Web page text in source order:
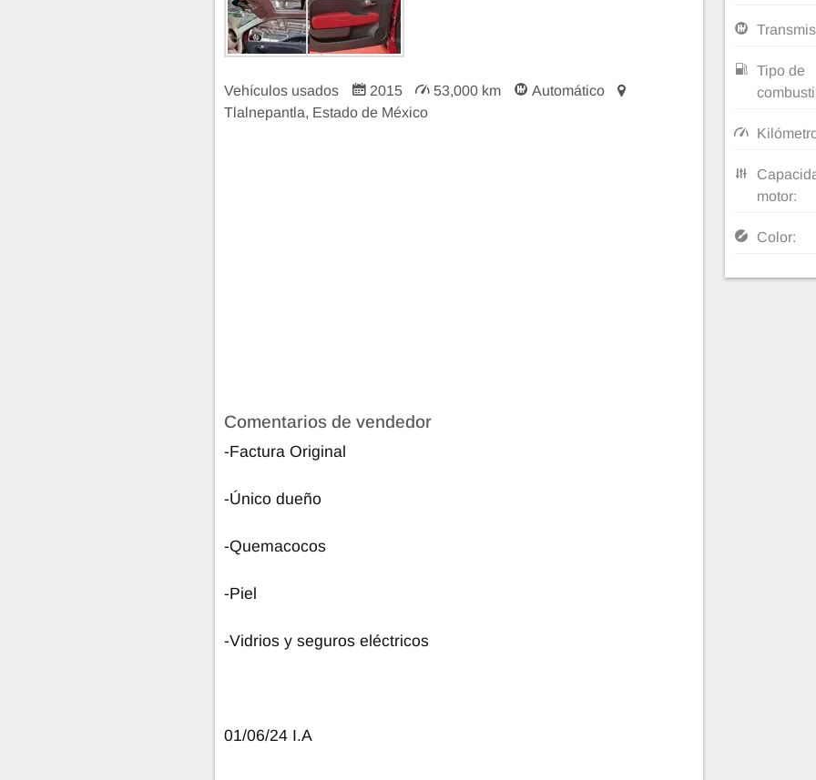
Vehículos usados 2015 53,000 km
Automático
Tlalnepantla, Estado de México
Comentarios de vendedor
-Factura Original
-Único dueño
-Quemacocos
-Piel
-Vidrios y seguros eléctricos
01/06/24 I.A
Tipo de
motor:
Color: